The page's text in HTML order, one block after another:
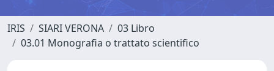
IRIS SIARI VERONA
03 Libro
03.01 Monografia o trattato scientifico